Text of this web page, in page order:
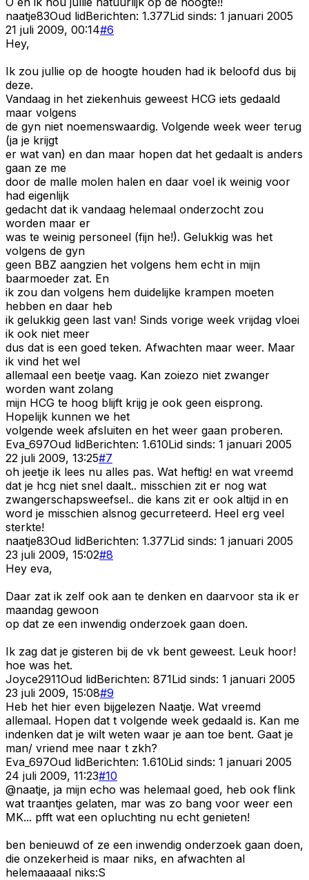
naatje83Oud lidBerichten: 1.377Lid sinds: 1 januari 2005
21 juli 2009, 00:14#6
Hey,
Ik zou jullie op de hoogte houden had ik beloofd dus bij
deze.
Vandaag in het ziekenhuis geweest HCG iets gedaald
maar volgens
de gyn niet noemenswaardig. Volgende week weer terug
(ja je krijgt
er wat van) en dan maar hopen dat het gedaalt is anders
gaan ze me
door de malle molen halen en daar voel ik weinig voor
had eigenlijk
gedacht dat ik vandaag helemaal onderzocht zou
worden maar er
was te weinig personeel (fijn he!). Gelukkig was het
volgens de gyn
geen BBZ aangzien het volgens hem echt in mijn
baarmoeder zat. En
ik zou dan volgens hem duidelijke krampen moeten
hebben en daar heb
ik gelukkig geen last van! Sinds vorige week vrijdag vloei
ik ook niet meer
dus dat is een goed teken. Afwachten maar weer. Maar
ik vind het wel
allemaal een beetje vaag. Kan zoiezo niet zwanger
worden want zolang
mijn HCG te hoog blijft krijg je ook geen eisprong.
Hopelijk kunnen we het
volgende week afsluiten en het weer gaan proberen.
Eva_697Oud lidBerichten: 1.610Lid sinds: 1 januari 2005
22 juli 2009, 13:25#7
oh jeetje ik lees nu alles pas. Wat heftig! en wat vreemd
dat je hcg niet snel daalt.. misschien zit er nog wat
zwangerschapsweefsel.. die kans zit er ook altijd in en
word je misschien alsnog gecurreteerd. Heel erg veel
sterkte!
naatje83Oud lidBerichten: 1.377Lid sinds: 1 januari 2005
23 juli 2009, 15:02#8
Hey eva,
Daar zat ik zelf ook aan te denken en daarvoor sta ik er
maandag gewoon
op dat ze een inwendig onderzoek gaan doen.
Ik zag dat je gisteren bij de vk bent geweest. Leuk hoor!
hoe was het.
Joyce2911Oud lidBerichten: 871Lid sinds: 1 januari 2005
23 juli 2009, 15:08#9
Heb het hier even bijgelezen Naatje. Wat vreemd
allemaal. Hopen dat t volgende week gedaald is. Kan me
indenken dat je wilt weten waar je aan toe bent. Gaat je
man/ vriend mee naar t zkh?
Eva_697Oud lidBerichten: 1.610Lid sinds: 1 januari 2005
24 juli 2009, 11:23#10
@naatje, ja mijn echo was helemaal goed, heb ook flink
wat traantjes gelaten, mar was zo bang voor weer een
MK... pfft wat een opluchting nu echt genieten!
ben benieuwd of ze een inwendig onderzoek gaan doen,
die onzekerheid is maar niks, en afwachten al
helemaaaaal niks:S